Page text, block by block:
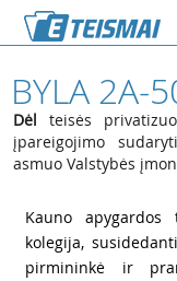
BYLA 2A-
Dėl teisės
įpareigojimo
asmuo Valstybės
Kauno
kolegija,
pirmininkė ir